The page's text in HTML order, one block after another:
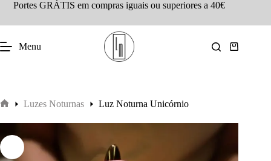
Portes GRÁTIS em compras iguais ou superiores a 40€
Menu
Luzes Noturnas Luz Noturna Unicórnio